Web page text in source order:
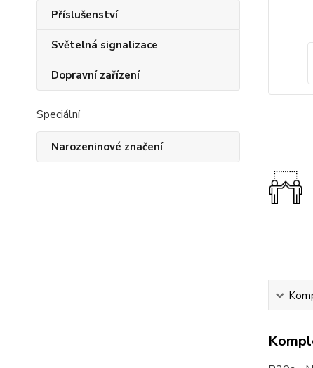
Příslušenství
Světelná signalizace
Dopravní zařízení
Speciální
Narozeninové značení